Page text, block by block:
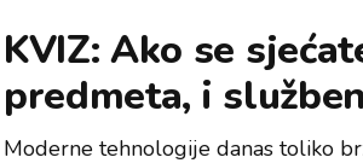
KVIZ: Ako se
predmeta, i
Moderne tehnologije danas toliko